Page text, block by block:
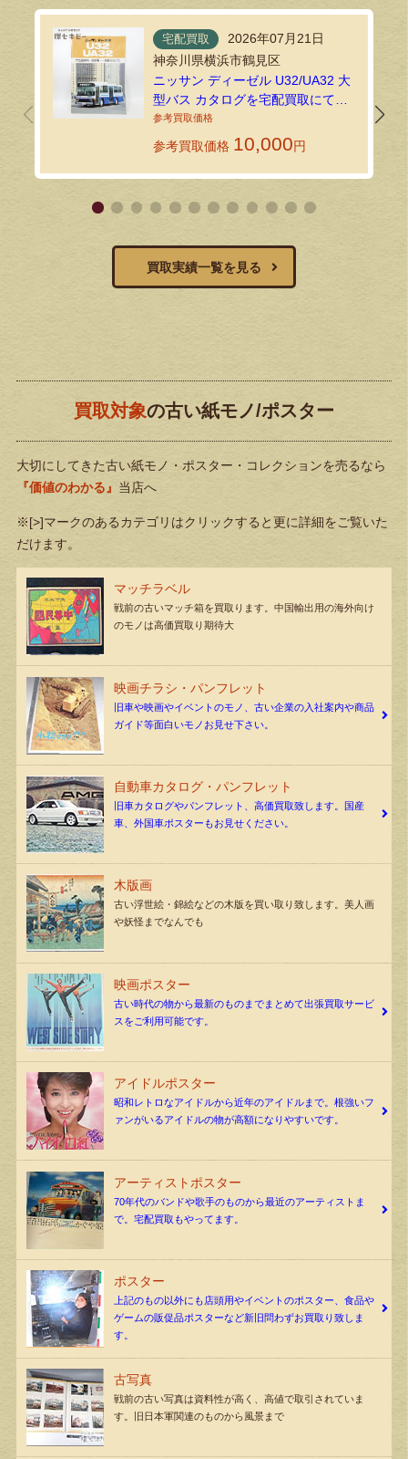
宅配買取
2026年07月21日
神奈川県横浜市鶴見区
ニッサン ディーゼル U32/UA32 大
型バス カタログを宅配買取にてお
送りいただきました！
参考買取価格 10,000円
買取実績一覧を見る
買取対象の古い紙モノ/ポスター
大切にしてきた古い紙モノ・ポスター・コレクションを売るなら
『価値のわかる』 当店へ
※[>]マークのあるカテゴリはクリックすると更に詳細をご覧いた
だけます。
マッチラベル
戦前の古いマッチ箱を買取ります。中国輸出用の海外向け
のモノは高価買取り期待大
映画チラシ・パンフレット
旧車や映画やイベントのモノ、古い企業の入社案内や商品
ガイド等面白いモノお見せ下さい。
自動車カタログ・パンフレット
旧車カタログやパンフレット、高価買取致します。国産
車、外国車ポスターもお見せください。
木版画
古い浮世絵・錦絵などの木版を買い取り致します。美人画
や妖怪までなんでも
映画ポスター
古い時代の物から最新のものまでまとめて出張買取サービ
スをご利用可能です。
アイドルポスター
昭和レトロなアイドルから近年のアイドルまで。根強いフ
ァンがいるアイドルの物が高額になりやすいです。
アーティストポスター
70年代のバンドや歌手のものから最近のアーティストま
で。宅配買取もやってます。
ポスター
上記のもの以外にも店頭用やイベントのポスター、食品や
ゲームの販促品ポスターなど新旧問わずお買取り致しま
す。
古写真
戦前の古い写真は資料性が高く、高値で取引されていま
す。旧日本軍関連のものから風景まで